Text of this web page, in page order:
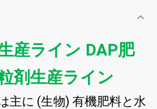
産ライン DAP肥
剤生産ライン
主に (生物) 有機肥料と水